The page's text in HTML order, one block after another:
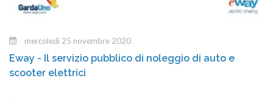
mercoledì 25 novembre 2020
Eway - Il servizio pubblico di noleggio di auto e
scooter elettrici